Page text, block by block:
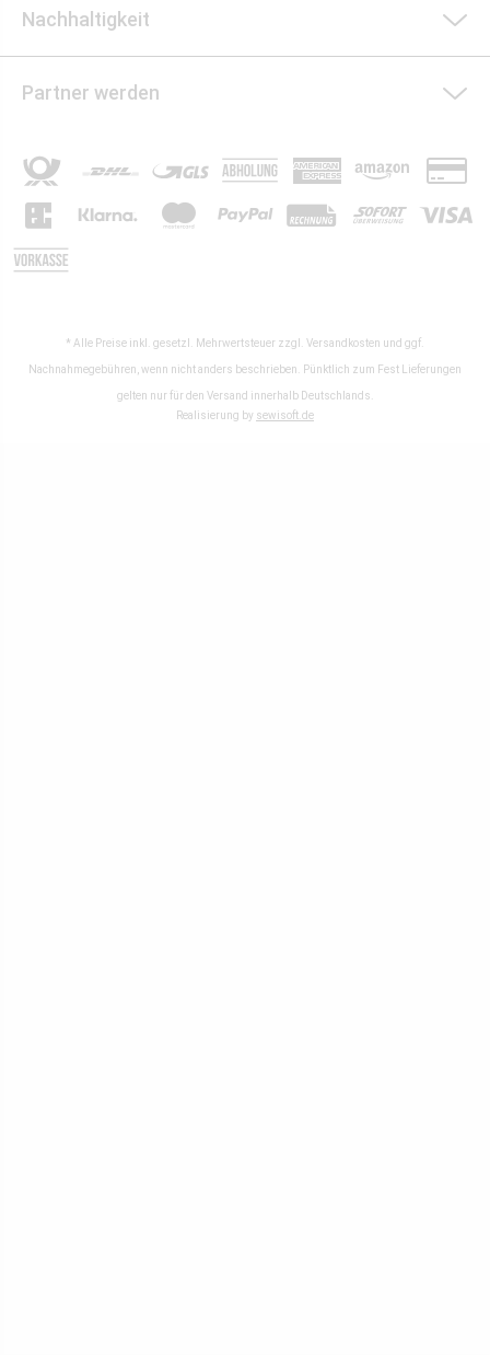
Nachhaltigkeit
Partner werden
* Alle Preise inkl. gesetzl. Mehrwertsteuer zzgl. Versandkosten und ggf.
Nachnahmegebühren, wenn nicht anders beschrieben. Pünktlich zum Fest Lieferungen
gelten nur für den Versand innerhalb Deutschlands.
Realisierung by sewisoft.de